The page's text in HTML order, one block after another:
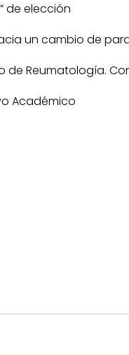
de elección
un cambio de
de Reumatología.
Académico